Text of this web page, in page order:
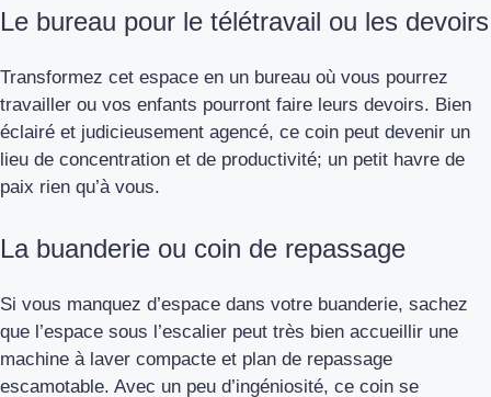
Le bureau pour le télétravail ou les devoirs
Transformez cet espace en un bureau où vous pourrez
travailler ou vos enfants pourront faire leurs devoirs. Bien
éclairé et judicieusement agencé, ce coin peut devenir un
lieu de concentration et de productivité; un petit havre de
paix rien qu’à vous.
La buanderie ou coin de repassage
Si vous manquez d’espace dans votre buanderie, sachez
que l’espace sous l’escalier peut très bien accueillir une
machine à laver compacte et plan de repassage
escamotable. Avec un peu d’ingéniosité, ce coin se